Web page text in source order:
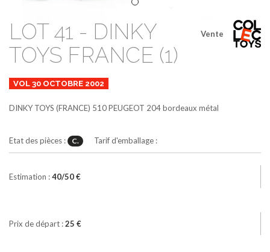
Vente
LOT 41 - DINKY
TOYS FRANCE (1)
VOL 30 OCTOBRE 2002
DINKY TOYS (FRANCE) 510PEUGEOT 204bordeaux métal
Etat des pièces : C. Tarif d'emballage :
Estimation :40/50 €
Prix de départ :25 €